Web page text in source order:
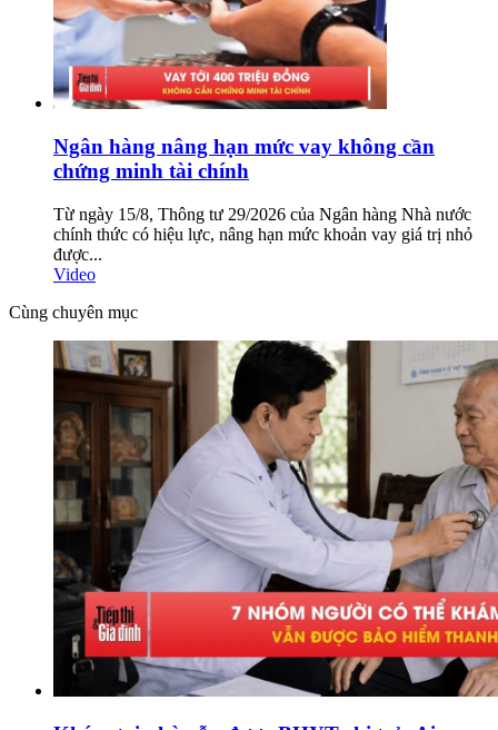
Ngân hàng nâng hạn mức vay không cần
chứng minh tài chính
Từ ngày 15/8, Thông tư 29/2026 của Ngân hàng Nhà nước
chính thức có hiệu lực, nâng hạn mức khoản vay giá trị nhỏ
được...
Video
Cùng chuyên mục